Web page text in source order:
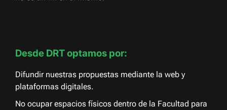
Desde DRT optamos por:
Difundir nuestras propuestas mediante la web y
plataformas digitales.
No ocupar espacios físicos dentro de la Facultad para